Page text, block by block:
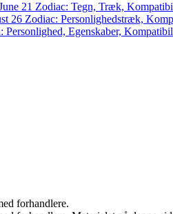
21 Zodiac: Tegn, Træk,
26 Zodiac: Personlighedstræk,
Personlighed, Egenskaber,
forhandlere.